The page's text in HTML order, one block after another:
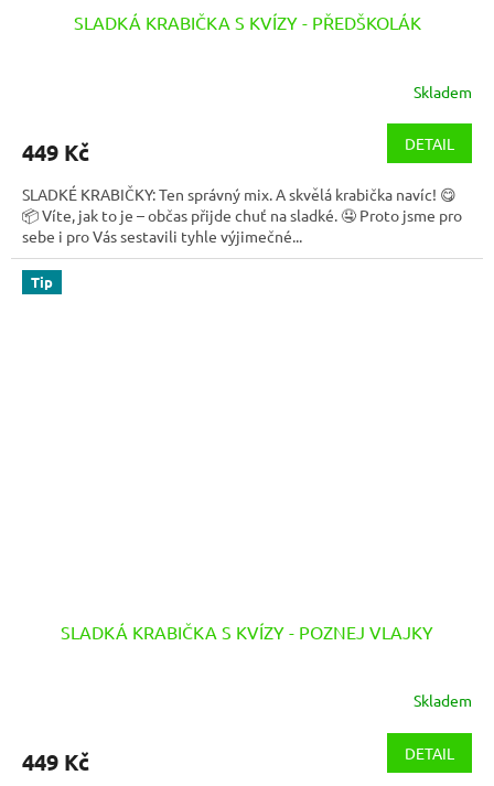
SLADKÁ KRABIČKA S KVÍZY - PŘEDŠKOLÁK
Skladem
449 Kč DETAIL
SLADKÉ KRABIČKY: Ten správný mix. A skvělá krabička navíc! 😋
📦 Víte, jak to je – občas přijde chuť na sladké. 🤤 Proto jsme pro
sebe i pro Vás sestavili tyhle výjimečné...
Tip
SLADKÁ KRABIČKA S KVÍZY - POZNEJ VLAJKY
Skladem
449 Kč DETAIL